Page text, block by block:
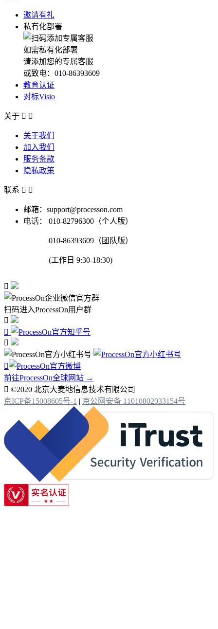
邀请有礼
私有化部署
如需私有化部署
请添加您的专属客服
或致电：010-86393609
教育认证
对标Visio
关于  
关于我们
加入我们
服务条款
隐私政策
联系  
邮箱：support@processon.com
电话：
010-82796300（个人版）
010-86393609（团队版）
(工作日 9:30-18:30)

扫码进入ProcessOn用户群




前往ProcessOn全球网站 →
 ©2020 北京大麦地信息技术有限公司
京ICP备15008605号-1 | 京公网安备 11010802033154号